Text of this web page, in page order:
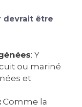
devrait être
: Y
ou mariné
et
Comme la